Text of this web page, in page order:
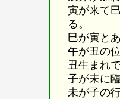
寅が来て
る。
巳が寅と
午が丑の
丑生まれ
子が未に
未が子の